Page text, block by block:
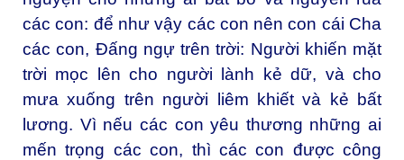
các con: để như vậy các con nên con cái Cha
các con, Ðấng ngự trên trời: Người khiến mặt
trời mọc lên cho người lành kẻ dữ, và cho
mưa xuống trên người liêm khiết và kẻ bất
lương. Vì nếu các con yêu thương những ai
mến trọng các con, thì các con được công